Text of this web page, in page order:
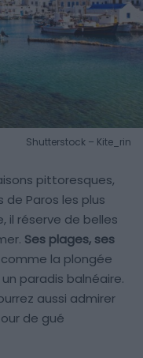
Shutterstock – Kite_rin
pittoresques,
Paros les plus
il réserve de belles
Ses plages, ses
comme la plongée
paradis balnéaire.
aussi admirer
de gué